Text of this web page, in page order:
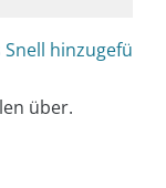
Snell hinzugefü
über.